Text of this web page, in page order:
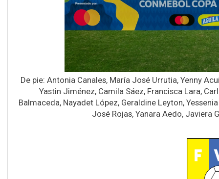
De pie: Antonia Canales, María José Urrutia, Yenny
Yastin Jiménez, Camila Sáez, Francisca Lara,
Balmaceda, Nayadet López, Geraldine Leyton,
José Rojas, Yanara Aedo, Javiera